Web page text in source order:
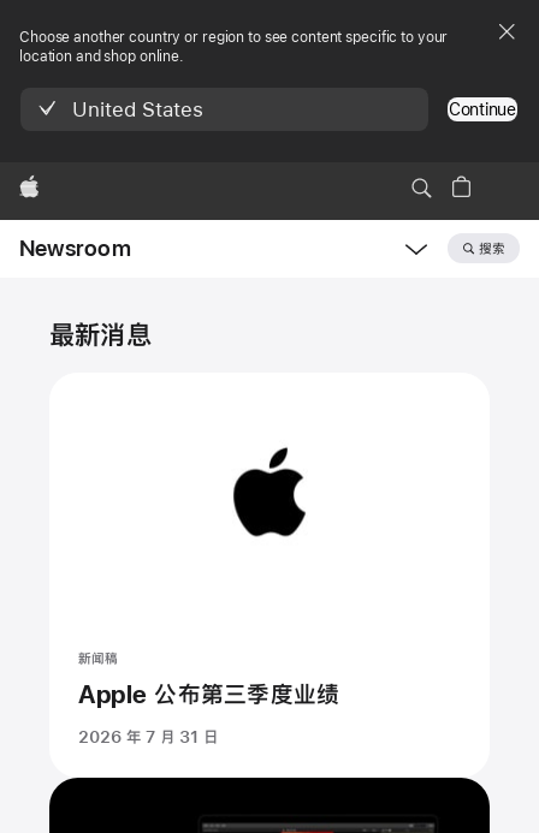
Choose another country or region to see content specific to your
location and shop online.
United States Continue
Apple
Newsroom 搜索
最新消息
新闻稿
Apple 公布第三季度业绩
2026 年 7 月 31 日